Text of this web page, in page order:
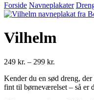
Forside Navneplakater
Vilhelm
249 kr. – 299 kr.
til
299 kr.
Kender du en sød dreng,
fint til børneværelset – så er